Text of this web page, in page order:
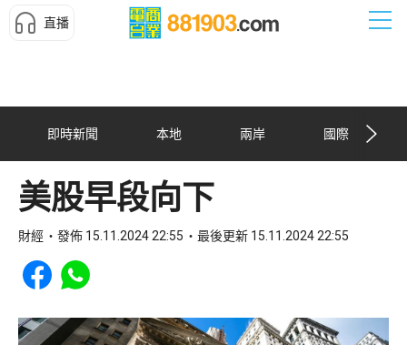
直播
即時新聞 本地 兩岸 國際
美股早段向下
財經 發佈 15.11.2024 22:55 最後更新 15.11.2024 22:55
Share to Facebook
Share to WhatsApp